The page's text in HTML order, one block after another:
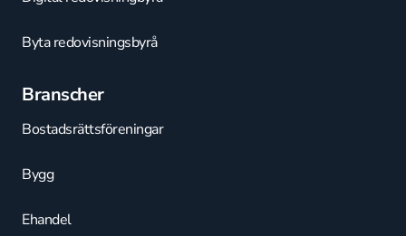
Byta redovisningsbyrå
Branscher
Bostadsrättsföreningar
Bygg
Ehandel